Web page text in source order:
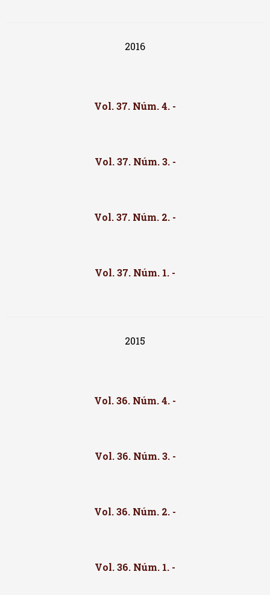
2016
Vol. 37. Núm. 4. -
Vol. 37. Núm. 3. -
Vol. 37. Núm. 2. -
Vol. 37. Núm. 1. -
2015
Vol. 36. Núm. 4. -
Vol. 36. Núm. 3. -
Vol. 36. Núm. 2. -
Vol. 36. Núm. 1. -